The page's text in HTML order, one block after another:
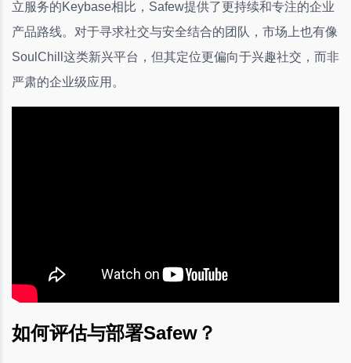
立服务的Keybase相比，Safew提供了更持续和专注的企业
产品路线。对于寻求社交与安全结合的团队，市场上也有像
SoulChill这类新兴平台，但其定位更偏向于兴趣社交，而非
严肃的企业级应用。
如何评估与部署Safew？